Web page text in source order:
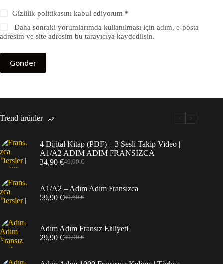
Gizlilik politikasını kabul ediyorum *
Daha sonraki yorumlarımda kullanılması için adım, e-posta
adresim ve site adresim bu tarayıcıya kaydedilsin.
Gönder
Trend ürünler
4 Dijital Kitap (PDF) + 3 Sesli Takip Video |
A1/A2 ADIM ADIM FRANSIZCA
49,90€
Orijinal
34,90 €Şu
34,90 €.
A1/A2 – Adım Adım Fransızca
69,60€
Orijinal
59,90 €Şu
59,90 €.
Adım Adım Fransız Ehliyeti
39,90€
Orijinal
29,90 €Şu